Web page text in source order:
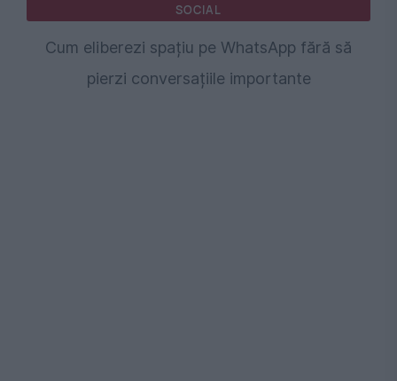
SOCIAL
Cum eliberezi spațiu pe WhatsApp fără să
pierzi conversațiile importante